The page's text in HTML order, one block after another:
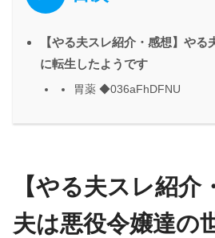
【やる夫スレ紹介・感想】や
に転生したようです
胃薬 ◆036aFhDFNU
【やる夫スレ紹介
夫は悪役令嬢達の